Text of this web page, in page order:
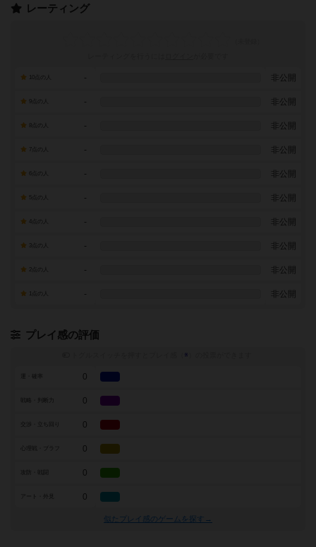
レーティング
- 非公開
- 非公開
- 非公開
7点の人 - 非公開
- 非公開
- 非公開
- 非公開
- 非公開
- 非公開
- 非公開
プレイ感の評価
※
0
戦略・判断力 0
0
0
0
アート・外見 0
似たプレイ感のゲームを探す→